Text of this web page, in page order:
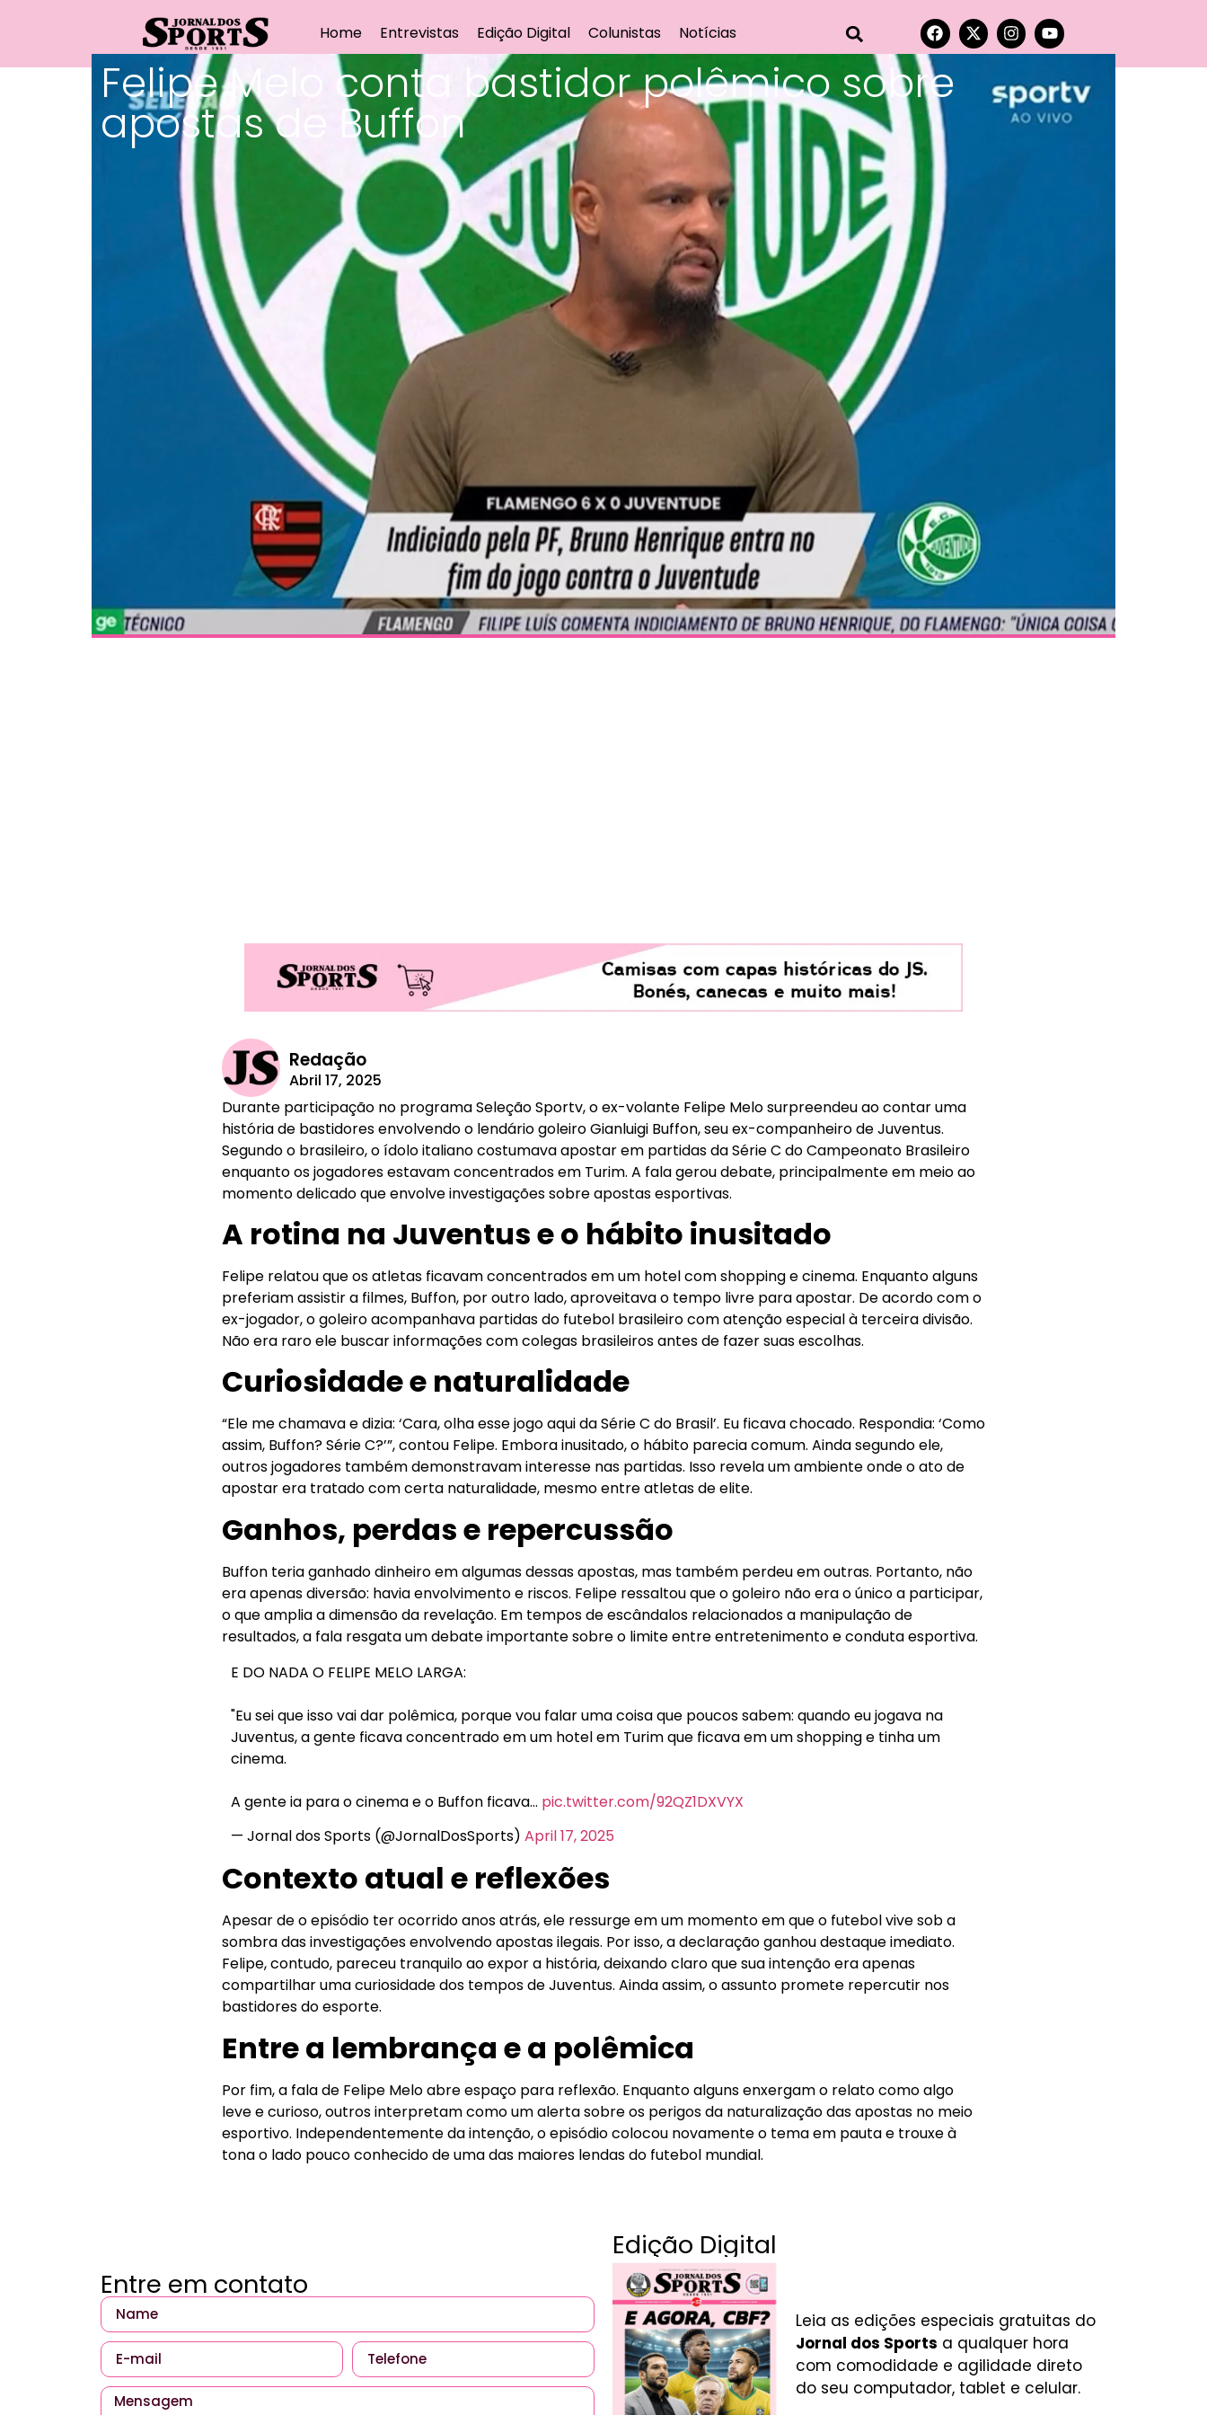
Home Entrevistas Edição Digital Colunistas Notícias
Felipe Melo conta bastidor polêmico sobre
apostas de Buffon
Redação
Abril 17, 2025
Durante participação no programa Seleção Sportv, o ex-volante Felipe Melo surpreendeu ao contar uma
história de bastidores envolvendo o lendário goleiro Gianluigi Buffon, seu ex-companheiro de Juventus.
Segundo o brasileiro, o ídolo italiano costumava apostar em partidas da Série C do Campeonato Brasileiro
enquanto os jogadores estavam concentrados em Turim. A fala gerou debate, principalmente em meio ao
momento delicado que envolve investigações sobre apostas esportivas.
A rotina na Juventus e o hábito inusitado
Felipe relatou que os atletas ficavam concentrados em um hotel com shopping e cinema. Enquanto alguns
preferiam assistir a filmes, Buffon, por outro lado, aproveitava o tempo livre para apostar. De acordo com o
ex-jogador, o goleiro acompanhava partidas do futebol brasileiro com atenção especial à terceira divisão.
Não era raro ele buscar informações com colegas brasileiros antes de fazer suas escolhas.
Curiosidade e naturalidade
“Ele me chamava e dizia: ‘Cara, olha esse jogo aqui da Série C do Brasil’. Eu ficava chocado. Respondia: ‘Como
assim, Buffon? Série C?’”, contou Felipe. Embora inusitado, o hábito parecia comum. Ainda segundo ele,
outros jogadores também demonstravam interesse nas partidas. Isso revela um ambiente onde o ato de
apostar era tratado com certa naturalidade, mesmo entre atletas de elite.
Ganhos, perdas e repercussão
Buffon teria ganhado dinheiro em algumas dessas apostas, mas também perdeu em outras. Portanto, não
era apenas diversão: havia envolvimento e riscos. Felipe ressaltou que o goleiro não era o único a participar,
o que amplia a dimensão da revelação. Em tempos de escândalos relacionados a manipulação de
resultados, a fala resgata um debate importante sobre o limite entre entretenimento e conduta esportiva.
E DO NADA O FELIPE MELO LARGA:
"Eu sei que isso vai dar polêmica, porque vou falar uma coisa que poucos sabem: quando eu jogava na
Juventus, a gente ficava concentrado em um hotel em Turim que ficava em um shopping e tinha um
cinema.
A gente ia para o cinema e o Buffon ficava… pic.twitter.com/92QZ1DXVYX
— Jornal dos Sports (@JornalDosSports) April 17, 2025
Contexto atual e reflexões
Apesar de o episódio ter ocorrido anos atrás, ele ressurge em um momento em que o futebol vive sob a
sombra das investigações envolvendo apostas ilegais. Por isso, a declaração ganhou destaque imediato.
Felipe, contudo, pareceu tranquilo ao expor a história, deixando claro que sua intenção era apenas
compartilhar uma curiosidade dos tempos de Juventus. Ainda assim, o assunto promete repercutir nos
bastidores do esporte.
Entre a lembrança e a polêmica
Por fim, a fala de Felipe Melo abre espaço para reflexão. Enquanto alguns enxergam o relato como algo
leve e curioso, outros interpretam como um alerta sobre os perigos da naturalização das apostas no meio
esportivo. Independentemente da intenção, o episódio colocou novamente o tema em pauta e trouxe à
tona o lado pouco conhecido de uma das maiores lendas do futebol mundial.
Entre em contato
Edição Digital
Leia as edições especiais gratuitas do
Jornal dos Sports a qualquer hora
com comodidade e agilidade direto
do seu computador, tablet e celular.